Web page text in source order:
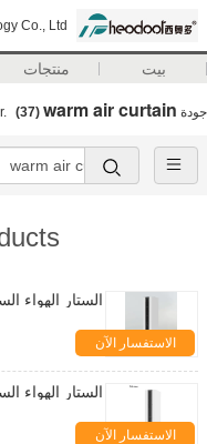
Co., Ltd.
بيت منتجات
جودة warm air curtain
(37)
الستار الهواء
الاستفسار الآن
الستار الهواء
الاستفسار الآن